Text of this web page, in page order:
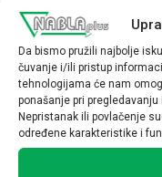
Da bismo pružili najbolje
čuvanje i/ili pristup
tehnologijama će nam
ponašanje pri
Nepristanak ili povlačenje
određene karakteristike i
1P
Nazivna struja
16A